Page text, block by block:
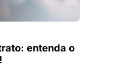
entenda o